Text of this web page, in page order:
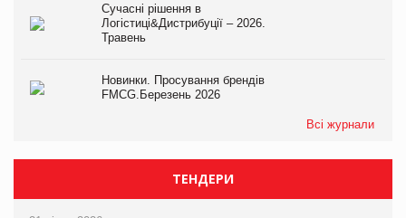
Сучасні рішення в
Логістиці&Дистрибуції – 2026.
Травень
Новинки. Просування брендів
FMCG.Березень 2026
Всі журнали
ТЕНДЕРИ